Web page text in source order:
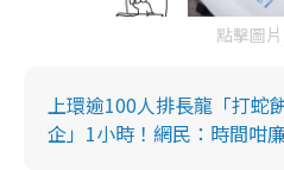
點擊圖
上環逾100人排長龍「打蛇
企」1小時！網民：時間咁